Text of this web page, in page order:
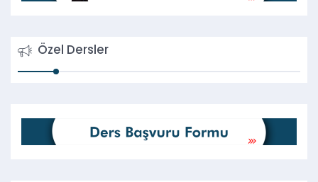
Özel Dersler